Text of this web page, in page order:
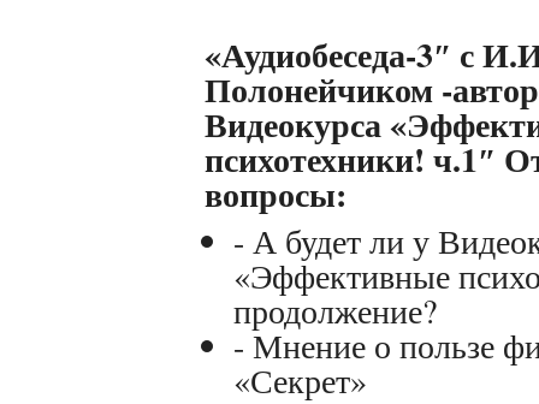
«Аудиобеседа-3″ с
Полонейчиком -
Видеокурса
психотехники! ч.1″
вопросы:
- А будет ли у
«Эффективные
продолжение?
- Мнение о пользе
«Секрет»